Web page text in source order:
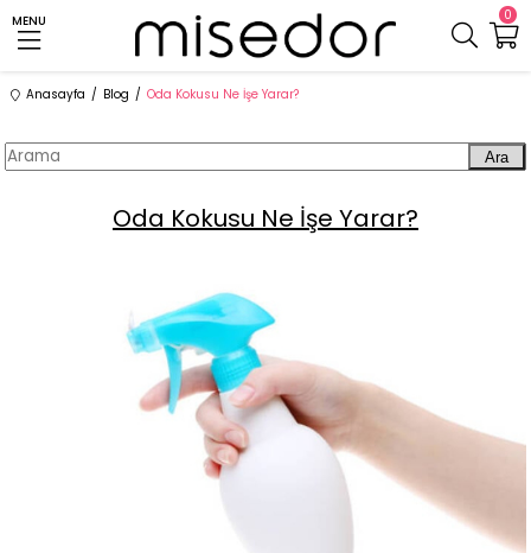
0
MENU
Anasayfa Blog Oda Kokusu Ne İşe Yarar?
Ara
Oda Kokusu Ne İşe Yarar?